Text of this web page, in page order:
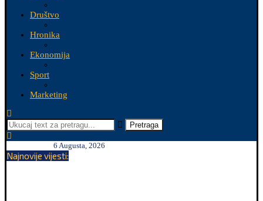
Društvo
Hronika
Ekonomija
Sport
Marketing
Pretraga
6 Augusta, 2026
Najnovije vijesti: